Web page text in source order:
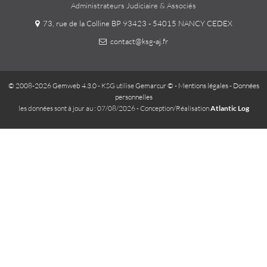
Administrateurs Judiciaire & Associés
73, rue de la Colline BP 93423 - 54015 NANCY CEDEX
contact@ksg-aj.fr
© 2008-2026 Gemweb 4.3.0- KSG utiliseGemarcur © - Mentions légales- Données
personnelles
les données sont à jour au : 07/08/2026 - Conception/RéalisationAtlantic Log